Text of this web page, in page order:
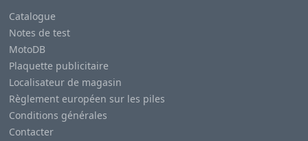
Catalogue
Notes de test
MotoDB
Plaquette publicitaire
Localisateur de magasin
Règlement européen sur les piles
Conditions générales
Contacter